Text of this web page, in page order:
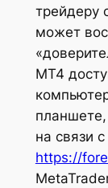
трейдеру
может
MT4
планшете,
на связи
https://